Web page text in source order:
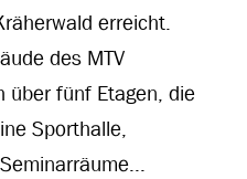
erreicht.
des MTV
fünf Etagen, die
Sporthalle,